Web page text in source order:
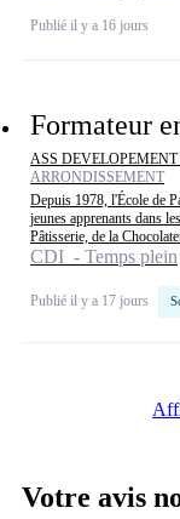
Publié il y a 16 jours
Formateur
ASS
ARRONDISSEMENT
Depuis 1978, l'École de
jeunes apprenants dans
Pâtisserie, de la
CDI - Temps plein
Publié il y a 17 jours
Votre avis